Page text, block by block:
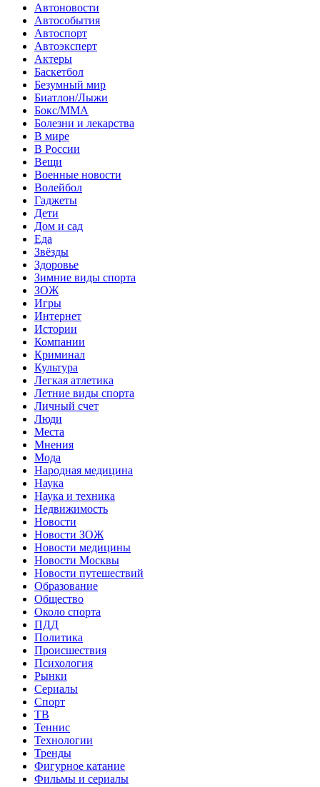
Автоновости
Автособытия
Автоспорт
Автоэксперт
Актеры
Баскетбол
Безумный мир
Биатлон/Лыжи
Бокс/MMA
Болезни и лекарства
В мире
В России
Вещи
Военные новости
Волейбол
Гаджеты
Дети
Дом и сад
Еда
Звёзды
Здоровье
Зимние виды спорта
ЗОЖ
Игры
Интернет
Истории
Компании
Криминал
Культура
Легкая атлетика
Летние виды спорта
Личный счет
Люди
Места
Мнения
Мода
Народная медицина
Наука
Наука и техника
Недвижимость
Новости
Новости ЗОЖ
Новости медицины
Новости Москвы
Новости путешествий
Образование
Общество
Около спорта
ПДД
Политика
Происшествия
Психология
Рынки
Сериалы
Спорт
ТВ
Теннис
Технологии
Тренды
Фигурное катание
Фильмы и сериалы